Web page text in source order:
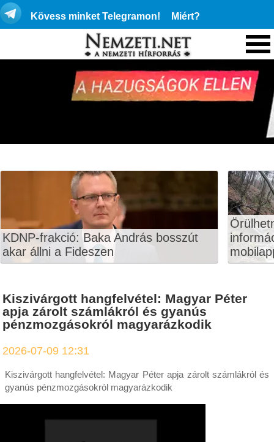
Kövess minket Telegramon! Miért?
KDNP-frakció: Baka András bosszút
akar állni a Fideszen
Kiszivárgott hangfelvétel: Magyar Péter
apja zárolt számlákról és gyanús
pénzmozgásokról magyarázkodik
2026-07-09 12:31
Kiszivárgott hangfelvétel: Magyar Péter apja zárolt számlákról és
gyanús pénzmozgásokról magyarázkodik